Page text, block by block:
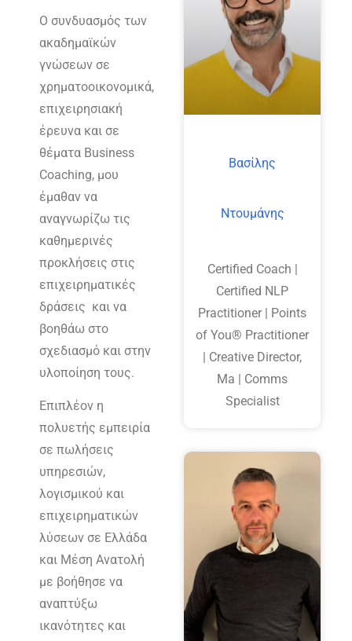
Ο συνδυασμός των
ακαδημαϊκών
γνώσεων σε
χρηματοοικονομικά,
επιχειρησιακή
έρευνα και σε
θέματα Business
Coaching, μου
έμαθαν να
αναγνωρίζω τις
καθημερινές
προκλήσεις στις
επιχειρηματικές
δράσεις και να
βοηθάω στο
σχεδιασμό και στην
υλοποίηση τους.
Επιπλέον η
πολυετής εμπειρία
σε πωλήσεις
υπηρεσιών,
λογισμικού και
επιχειρηματικών
λύσεων σε Ελλάδα
και Μέση Ανατολή
με βοήθησε να
αναπτύξω
ικανότητες και
Βασίλης
Ντουμάνης
Certified Coach |
Certified NLP
Practitioner | Points
of You® Practitioner
| Creative Director,
Ma | Comms
Specialist